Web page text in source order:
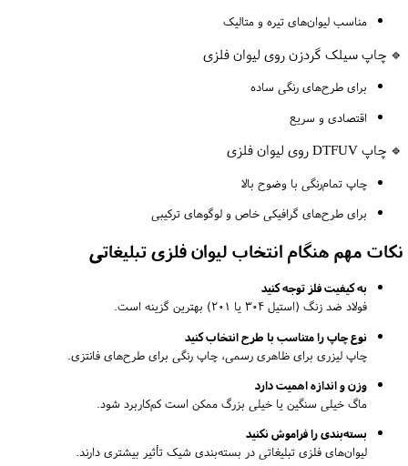
مناسب لیوان‌های تیره و متالیک
🔹 چاپ سیلک گردزن روی لیوان فلزی
برای طرح‌های رنگی ساده
اقتصادی و سریع
🔹 چاپ DTFUV روی لیوان فلزی
چاپ تمام‌رنگی با وضوح بالا
برای طرح‌های گرافیکی خاص و لوگوهای ترکیبی
نکات مهم هنگام انتخاب لیوان فلزی تبلیغاتی
به کیفیت فلز توجه کنید
فولاد ضد زنگ (استیل 304 یا 201) بهترین گزینه است.
نوع چاپ را متناسب با طرح انتخاب کنید
چاپ لیزری برای ظاهری رسمی، چاپ رنگی برای طرح‌های فانتزی.
وزن و اندازه اهمیت دارد
ماگ خیلی سنگین یا خیلی بزرگ ممکن است کم‌کاربرد شود.
بسته‌بندی را فراموش نکنید
لیوان‌های فلزی تبلیغاتی در بسته‌بندی شیک تأثیر بیشتری دارند.